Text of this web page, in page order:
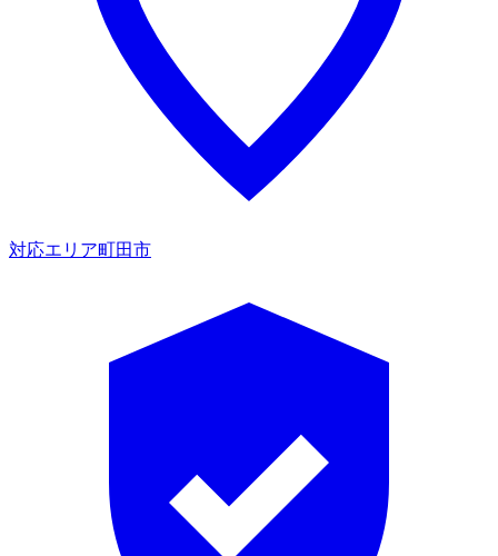
対応エリア町田市